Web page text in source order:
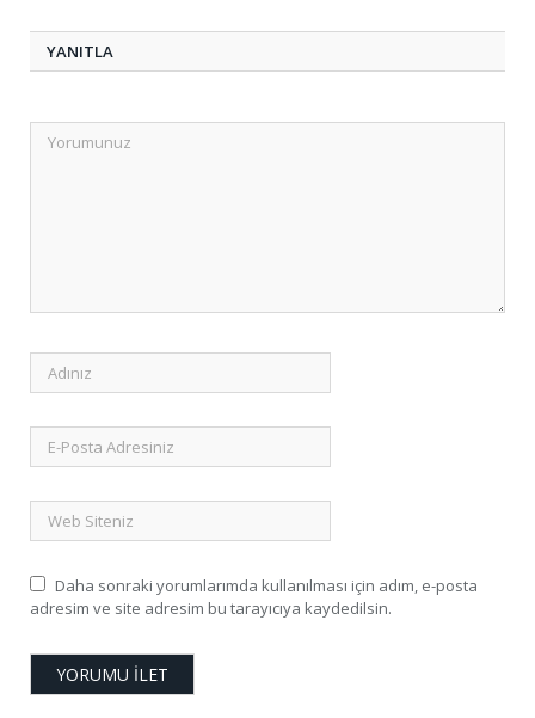
YANITLA
Daha sonraki yorumlarımda kullanılması için adım, e-posta
adresim ve site adresim bu tarayıcıya kaydedilsin.